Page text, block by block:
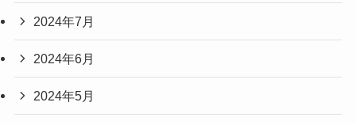
2024年7月
2024年6月
2024年5月